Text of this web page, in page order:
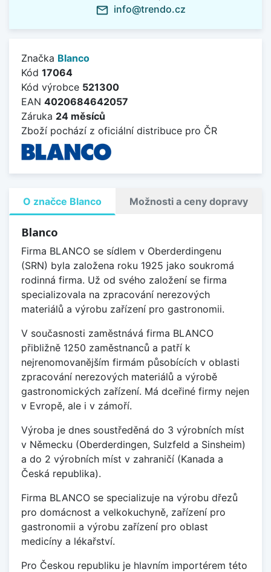
mail_outline info@trendo.cz
Značka Blanco
Kód 17064
Kód výrobce 521300
EAN 4020684642057
Záruka 24 měsíců
Zboží pochází z oficiální distribuce pro ČR
O značce Blanco Možnosti a ceny dopravy
Blanco
Firma BLANCO se sídlem v Oberderdingenu
(SRN) byla založena roku 1925 jako soukromá
rodinná firma. Už od svého založení se firma
specializovala na zpracování nerezových
materiálů a výrobu zařízení pro gastronomii.
V současnosti zaměstnává firma BLANCO
přibližně 1250 zaměstnanců a patří k
nejrenomovanějším firmám působících v oblasti
zpracování nerezových materiálů a výrobě
gastronomických zařízení. Má dceřiné firmy nejen
v Evropě, ale i v zámoří.
Výroba je dnes soustředěná do 3 výrobních míst
v Německu (Oberderdingen, Sulzfeld a Sinsheim)
a do 2 výrobních míst v zahraničí (Kanada a
Česká republika).
Firma BLANCO se specializuje na výrobu dřezů
pro domácnost a velkokuchyně, zařízení pro
gastronomii a výrobu zařízení pro oblast
medicíny a lékařství.
Pro Českou republiku je hlavním importérem této